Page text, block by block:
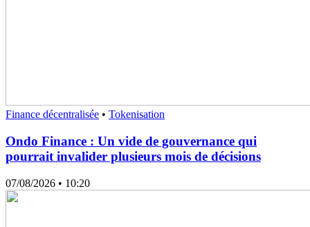
Finance décentralisée • Tokenisation
Ondo Finance : Un vide de gouvernance qui
pourrait invalider plusieurs mois de décisions
07/08/2026 • 10:20